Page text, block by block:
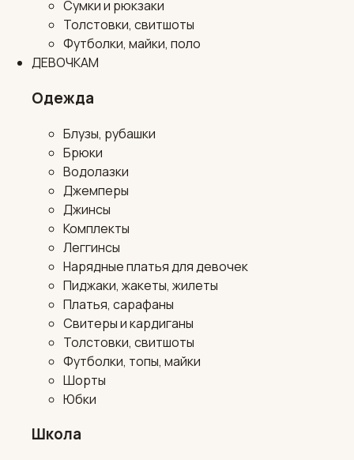
Сумки и рюкзаки
Толстовки, свитшоты
Футболки, майки, поло
ДЕВОЧКАМ
Одежда
Блузы, рубашки
Брюки
Водолазки
Джемперы
Джинсы
Комплекты
Леггинсы
Нарядные платья для девочек
Пиджаки, жакеты, жилеты
Платья, сарафаны
Свитеры и кардиганы
Толстовки, свитшоты
Футболки, топы, майки
Шорты
Юбки
Школа